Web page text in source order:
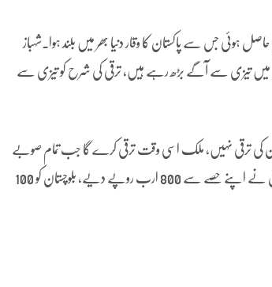
جس سے پاکستان کا وقار دنیا بھر میں بلند ہوا۔شہباز
میں تیزی سے آگے بڑھ رہے ہیں، ترقی کی شرح کو تیزی سے
کی ترقی نہیں، ملک اسی وقت ترقی کرے گا جب تمام صوبے
ترقی کریں۔ان کا کہنا تھا کہ خیبر پختونخوا میں دہشت گردی سے نمٹنے کے لیے دیگر صوبوں نے اپنے حصے سے 800 ارب روپے دیے، بلوچستان کو 100